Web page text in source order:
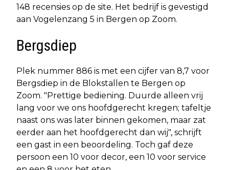
148 recensies op de site. Het bedrijf is gevestigd
aan Vogelenzang 5 in Bergen op Zoom.
Bergsdiep
Plek nummer 886 is met een cijfer van 8,7 voor
Bergsdiep in de Blokstallen te Bergen op
Zoom. "Prettige bediening. Duurde alleen vrij
lang voor we ons hoofdgerecht kregen; tafeltje
naast ons was later binnen gekomen, maar zat
eerder aan het hoofdgerecht dan wij", schrijft
een gast in een beoordeling. Toch gaf deze
persoon een 10 voor decor, een 10 voor service